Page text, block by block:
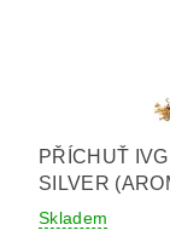
PŘÍCHUŤ
SILVER
Skladem